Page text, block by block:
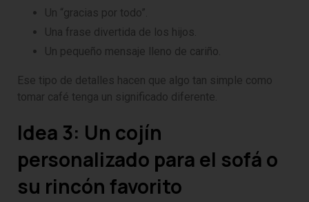
Un “gracias por todo”.
Una frase divertida de los hijos.
Un pequeño mensaje lleno de cariño.
Ese tipo de detalles hacen que algo tan simple como
tomar café tenga un significado diferente.
Idea 3: Un cojín
personalizado para el sofá o
su rincón favorito